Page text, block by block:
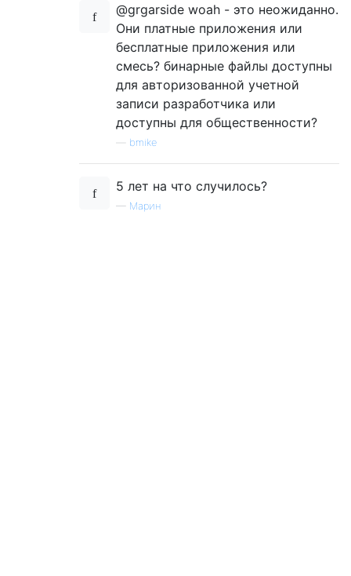
@grgarside woah - это неожиданно.
Они платные приложения или
бесплатные приложения или
смесь? бинарные файлы доступны
для авторизованной учетной
записи разработчика или
доступны для общественности?
bmike
5 лет на что случилось?
— Марин